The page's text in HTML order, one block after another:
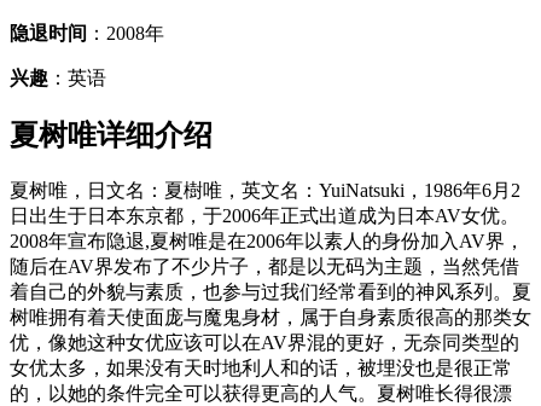
隐退时间 ：2008年
兴趣 ：英语
夏树唯详细介绍
夏树唯，日文名：夏樹唯，英文名：YuiNatsuki，1986年6月2
日出生于日本东京都，于2006年正式出道成为日本AV女优。
2008年宣布隐退,夏树唯是在2006年以素人的身份加入AV界，
随后在AV界发布了不少片子，都是以无码为主题，当然凭借
着自己的外貌与素质，也参与过我们经常看到的神风系列。夏
树唯拥有着天使面庞与魔鬼身材，属于自身素质很高的那类女
优，像她这种女优应该可以在AV界混的更好，无奈同类型的
女优太多，如果没有天时地利人和的话，被埋没也是很正常
的，以她的条件完全可以获得更高的人气。夏树唯长得很漂